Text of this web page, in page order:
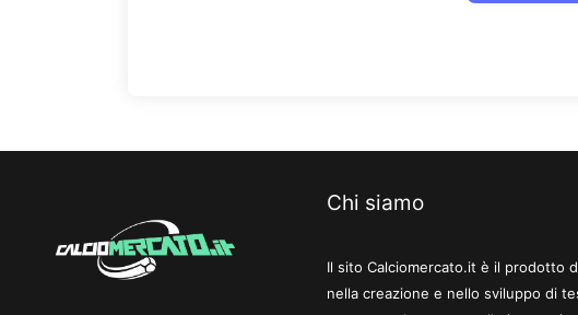
Chi siamo
Il sito Calciomercato.it è il prodotto
nella creazione e nello sviluppo di